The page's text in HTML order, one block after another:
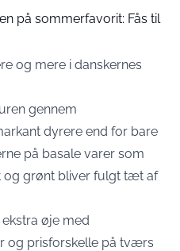
på sommerfavorit: Fås til
og mere i danskernes
gennem
dyrere end for bare
på basale varer som
og grønt bliver fulgt tæt af
øje med
og prisforskelle på tværs